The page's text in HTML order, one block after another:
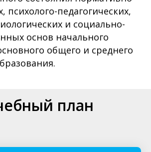
психолого-педагогических,
и социально-
основ начального
общего и среднего
план